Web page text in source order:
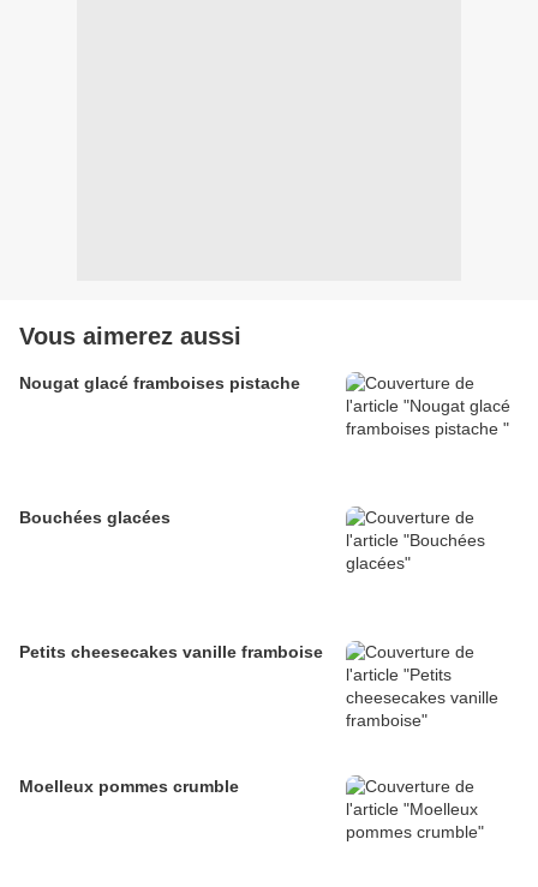
Vous aimerez aussi
Nougat glacé framboises pistache
Bouchées glacées
Petits cheesecakes vanille framboise
Moelleux pommes crumble